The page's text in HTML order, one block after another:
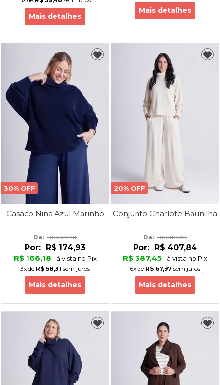
Mais detalhes
Mais detalhes
30% OFF
Casaco Nina Azul Marinho
De: R$ 249,90
Por: R$ 174,93
R$ 166,18
à vista no Pix
3x de R$ 58,31 sem juros
Mais detalhes
20% OFF
Conjunto Charlote Baunilha
De: R$ 509,80
Por: R$ 407,84
R$ 387,45
à vista no Pix
6x de R$ 67,97 sem juros
Mais detalhes